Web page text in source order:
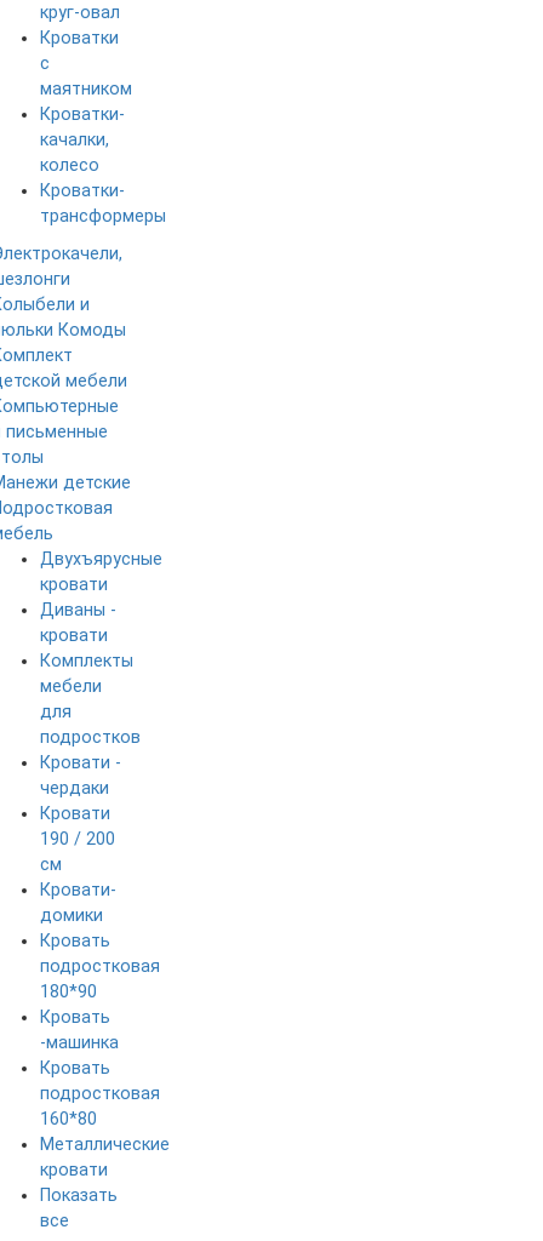
круг-овал
Кроватки
с
маятником
Кроватки-
качалки,
колесо
Кроватки-
трансформеры
и
Комоды
мебели
письменные
детские
Двухъярусные
кровати
Диваны -
кровати
Комплекты
мебели
для
подростков
Кровати -
чердаки
Кровати
190 / 200
см
Кровати-
домики
Кровать
подростковая
180*90
Кровать
-машинка
Кровать
подростковая
160*80
Металлические
кровати
Показать
все